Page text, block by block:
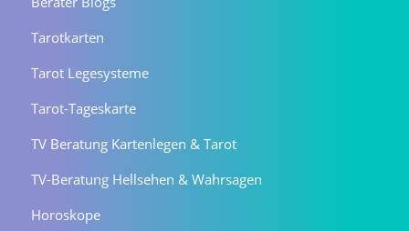
Tarotkarten
Tarot Legesysteme
Tarot-Tageskarte
TV Beratung Kartenlegen & Tarot
TV-Beratung Hellsehen & Wahrsagen
Horoskope